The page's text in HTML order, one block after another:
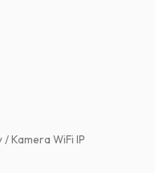
/ Kamera WiFi IP